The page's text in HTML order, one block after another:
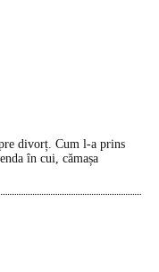
divorț. Cum l-a prins
în cui, cămașa